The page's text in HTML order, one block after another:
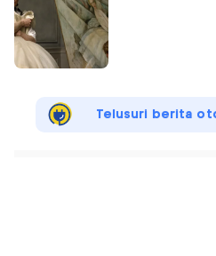
Telusuri berita